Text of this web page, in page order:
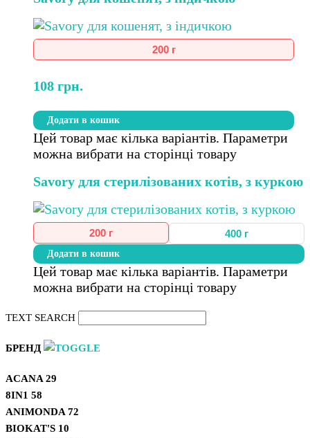
200 г
108 грн.
Додати в кошик
Цей товар має кілька варіантів. Параметри
можна вибрати на сторінці товару
Savory для стерилізованих котів, з куркою
200 г 400 г
Додати в кошик
Цей товар має кілька варіантів. Параметри
можна вибрати на сторінці товару
TEXT SEARCH
БРЕНД
ACANA 29
8IN1 58
ANIMONDA 72
BIOKAT'S 10